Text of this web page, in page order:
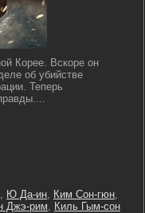
Корее. Вскоре он
об убийстве
Теперь
, Ю Да-ин, Ким Сон-гюн,
Джэ-рим, Киль Гым-сон